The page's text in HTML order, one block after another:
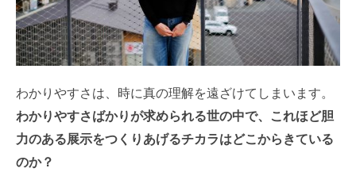
わかりやすさは、時に真の理解を遠ざけてしまいます。
わかりやすさばかりが求められる世の中で、これほど胆
力のある展示をつくりあげるチカラはどこからきている
のか？